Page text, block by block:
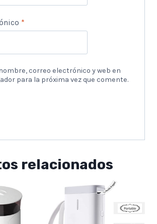
*
correo electrónico y web en
para la próxima vez que comente.
relacionados